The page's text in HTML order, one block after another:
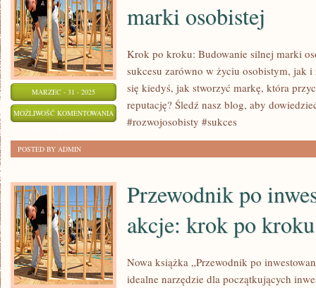
MARZEC - 31 - 2025
MOŻLIWOŚĆ KOMENTOWANIA
SILNEJ
MARKI
OSOBISTEJ
marki osobistej
Krok po kroku: Budowanie silnej marki
sukcesu zarówno w życiu osobistym, jak i
się kiedyś, jak stworzyć markę, która
reputację? Śledź nasz blog, aby
#rozwojosobisty #sukces
POSTED BY ADMIN
Przewodnik po
akcje: krok po kroku
Nowa książka „Przewodnik po
idealne narzędzie dla początkujących